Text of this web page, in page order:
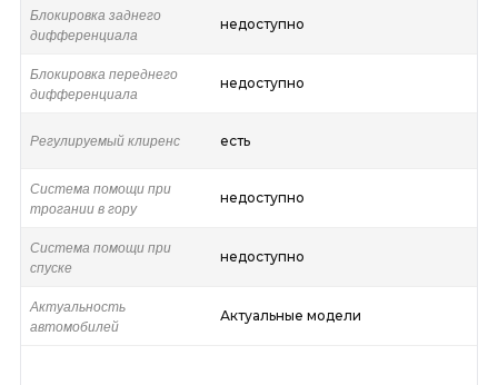
Блокировка заднего
дифференциала
недоступно
Блокировка переднего
дифференциала
недоступно
Регулируемый клиренс есть
Система помощи при
трогании в гору
недоступно
Система помощи при
спуске
недоступно
Актуальность
автомобилей
Актуальные модели